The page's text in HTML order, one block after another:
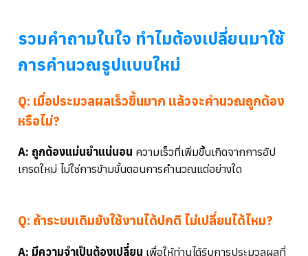
รวมคำถามในใจ ทำไมต้องเปลี่ยนมาใช้
การคำนวณรูปแบบใหม่
Q: เมื่อประมวลผลเร็วขึ้นมาก แล้วจะคำนวณถูกต้อง
หรือไม่?
A: ถูกต้องแม่นยำแน่นอน ความเร็วที่เพิ่มขึ้นเกิดจากการอัป
เกรดใหม่ ไม่ใช่การข้ามขั้นตอนการคำนวณแต่อย่างใด
Q: ถ้าระบบเดิมยังใช้งานได้ปกติ ไม่เปลี่ยนได้ไหม?
A: มีความจำเป็นต้องเปลี่ยน เพื่อให้ท่านได้รับการประมวลผลที่